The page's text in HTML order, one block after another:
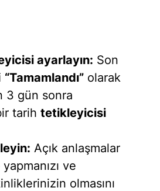
ayarlayın: Son
“Tamamlandı” olarak
3 gün sonra
tarih tetikleyicisi
Açık anlaşmalar
ve
olmasını